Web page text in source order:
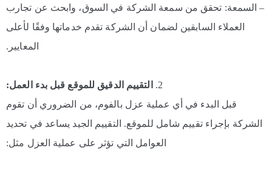
– السمعة: تحقق من سمعة الشركة في السوق، وابحث عن تجارب
العملاء السابقين لضمان أن الشركة تقدم خدماتها وفقًا لأعلى
المعايير.
2.
التقييم الدقيق للموقع قبل بدء العمل:
قبل البدء في أي عملية عزل بالفوم، من الضروري أن تقوم
الشركة بإجراء تقييم شامل للموقع. التقييم الجيد يساعد في تحديد
العوامل التي تؤثر على عملية العزل مثل: